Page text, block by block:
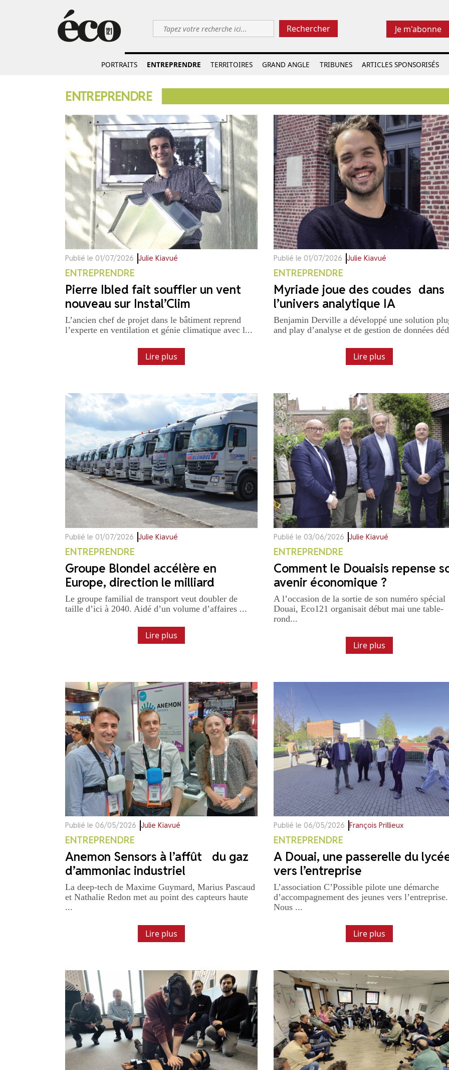
Rechercher Je m'abonne
PORTRAITS ENTREPRENDRE TERRITOIRES GRAND ANGLE TRIBUNES ARTICLES SPONSORISÉS
ENTREPRENDRE
Publié le 01/07/2026 Julie Kiavué
ENTREPRENDRE
Pierre Ibled fait souffler un vent
nouveau sur Instal’Clim
L’ancien chef de projet dans le bâtiment reprend
l’experte en ventilation et génie climatique avec l...
Lire plus
Publié le 01/07/2026 Julie Kiavué
ENTREPRENDRE
Myriade joue des coudes dans
l’univers analytique IA
Benjamin Derville a développé une solution
and play d’analyse et de gestion de données
Lire plus
Publié le 01/07/2026 Julie Kiavué
ENTREPRENDRE
Groupe Blondel accélère en
Europe, direction le milliard
Le groupe familial de transport veut doubler de
taille d’ici à 2040. Aidé d’un volume d’affaires ...
Lire plus
Publié le 03/06/2026 Julie Kiavué
ENTREPRENDRE
Comment le Douaisis repense
avenir économique ?
A l’occasion de la sortie de son numéro spécial
Douai, Eco121 organisait début mai une table-
rond...
Lire plus
Publié le 06/05/2026 Julie Kiavué
ENTREPRENDRE
Anemon Sensors à l’affût du gaz
d’ammoniac industriel
La deep-tech de Maxime Guymard, Marius Pascaud
et Nathalie Redon met au point des capteurs haute
...
Lire plus
Publié le 06/05/2026 François Prillieux
ENTREPRENDRE
A Douai, une passerelle du
vers l’entreprise
L’association C’Possible pilote une démarche
d’accompagnement des jeunes vers l’entreprise.
Nous ...
Lire plus